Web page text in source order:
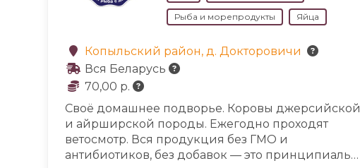
Рыба и морепродукты Яйца
Копыльский район, д. Докторовичи
Вся Беларусь
70,00 р.
Своё домашнее подворье. Коровы джерсийской
и айрширской породы. Ежегодно проходят
ветосмотр. Вся продукция без ГМО и
антибиотиков, без добавок — это принципиально